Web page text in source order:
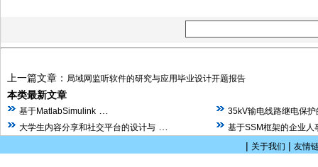
上一篇文章： 局域网监听软件的研究与应用毕业设计开题报告
本类最新文章
基于MatlabSimulink
35kV输电线路继电保
大学生内容分享和社交平台的设计与
基于SSM框架的企业人
| 关于我们 | 友情